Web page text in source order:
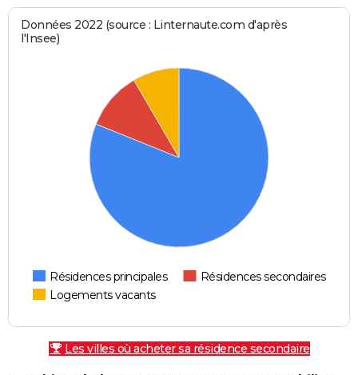
Données 2022 (source : Linternaute.com d'après
l'Insee)
Résidences principales
Résidences secondaires
Logements vacants
Les villes où acheter sa résidence secondaire